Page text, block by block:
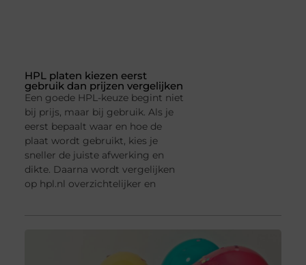
HPL platen kiezen eerst
gebruik dan prijzen vergelijken
Een goede HPL-keuze begint niet
bij prijs, maar bij gebruik. Als je
eerst bepaalt waar en hoe de
plaat wordt gebruikt, kies je
sneller de juiste afwerking en
dikte. Daarna wordt vergelijken
op hpl.nl overzichtelijker en